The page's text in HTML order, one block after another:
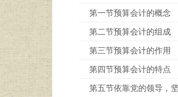
第一节预算会计的概念
第二节预算会计的组成
第三节预算会计的作用
第四节预算会计的特点
第五节依靠党的领导，